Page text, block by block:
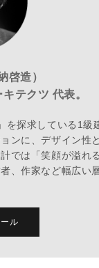
啓造）
テクツ 代表。
を探求している1級
ンに、デザイン性
では「笑顔が溢れ
、作家など幅広い
ル